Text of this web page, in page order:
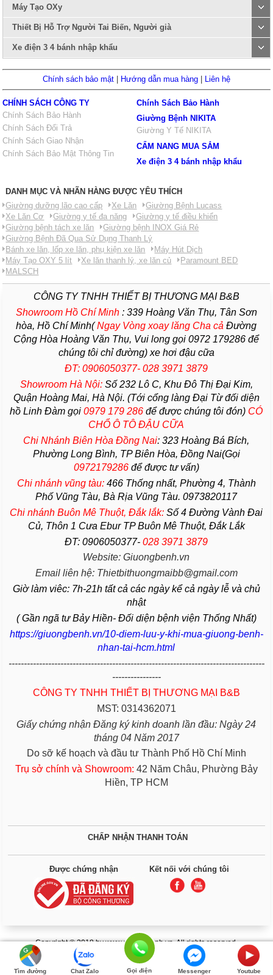
Máy Tạo OXy
Thiết Bị Hỗ Trợ Người Tai Biến, Người già
Xe điện 3 4 bánh nhập khẩu
Chính sách bảo mật Hướng dẫn mua hàng Liên hệ
CHÍNH SÁCH CÔNG TY
Chính Sách Bảo Hành
Chính Sách Đổi Trả
Chính Sách Giao Nhận
Chính Sách Bảo Mật Thông Tin
Chính Sách Bảo Hành
Giường Bệnh NIKITA
Giường Y Tế NIKITA
CẨM NANG MUA SẮM
Xe điện 3 4 bánh nhập khẩu
DANH MỤC VÀ NHÃN HÀNG ĐƯỢC YÊU THÍCH
Giường dưỡng lão cao cấp
Xe Lăn
Giường Bệnh Lucass
Xe Lăn Cơ
Giường y tế đa năng
Giường y tế điều khiển
Giường bệnh tách xe lăn
Giường bệnh INOX Giá Rẻ
Giường Bệnh Đã Qua Sử Dụng Thanh Lý
Bánh xe lăn, lốp xe lăn, phụ kiện xe lăn
Máy Hút Dịch
Máy Tạo OXY 5 lít
Xe lăn thanh lý, xe lăn củ
Paramount BED
MALSCH
CÔNG TY TNHH THIẾT BỊ THƯƠNG MẠI B&B
Showroom Hồ Chí Minh:339 Hoàng Văn Thụ, Tân Sơn
hòa, Hồ Chí Minh(Ngay Vòng xoay lăng Cha cả Đường
Cộng Hòa Hoàng Văn Thụ, Vui long gọi 0972 179286 để
chúng tôi chỉ đường) xe hơi đậu cữa
ĐT: 0906050377- 028 3971 3879
Showroom Hà Nội:Số 232 Lô C, Khu Đô Thị Đại Kim,
Quận Hoàng Mai, Hà Nội. (Tới cổng làng Đại Từ đối diện
hồ Linh Đàm gọi0979 179 286 để được chúng tôi đón) CÓ
CHỔ Ô TÔ ĐẬU CỮA
Chi Nhánh Biên Hòa Đồng Nai: 323 Hoàng Bá Bích,
Phường Long Bình, TP Biên Hòa, Đồng Nai(Gọi
0972179286để được tư vấn)
Chi nhánh vũng tàu:466 Thống nhất, Phường4, Thành
Phố Vũng Tàu, Bà Rịa Vũng Tàu. 0973820117
Chi nhánh Buôn Mê Thuột, Đắk lắk:Số 4 Đường Vành Đai
Củ, Thôn 1 Cưa Ebur TP Buôn Mê Thuột, Đắk Lắk
ĐT: 0906050377-028 3971 3879
Website: Giuongbenh.vn
Email liên hệ: Thietbithuongmaibb@gmail.com
Giờ làm viêc: 7h-21h tất cả các ngày kể cả ngày lễ và chủ
nhật
( Gần ngã tư Bảy Hiền- Đối diện bệnh viện Thống Nhất)
https://giuongbenh.vn/10-diem-luu-y-khi-mua-giuong-benh-
nhan-tai-hcm.html
------------------------------------------------------------------------------------
----------------
CÔNG TY TNHH THIẾT BỊ THƯƠNG MẠI B&B
MST: 0314362071
Giấy chứng nhận Đăng ký kinh doanh lần đầu: Ngày 24
tháng 04 Năm 2017
Do sỡ kế hoạch và đầu tư Thành Phố Hồ Chí Minh
Trụ sở chính và Showroom: 42 Năm Châu, Phường Bảy
Hiền, TP HCM
CHẤP NHẬN THANH TOÁN
Được chứng nhận Kết nối với chúng tôi
Tìm đường Chat Zalo Gọi điện Messenger Youtube
Copyright © 2018 by www.giuongbenh.vn. All rights reserved.